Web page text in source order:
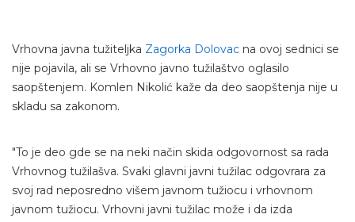
Vrhovna javna tužiteljka Zagorka Dolovac na ovoj sednici se
nije pojavila, ali se Vrhovno javno tužilaštvo oglasilo
saopštenjem. Komlen Nikolić kaže da deo saopštenja nije u
skladu sa zakonom.
"To je deo gde se na neki način skida odgovornost sa rada
Vrhovnog tužilašva. Svaki glavni javni tužilac odgovrara za
svoj rad neposredno višem javnom tužiocu i vrhovnom
javnom tužiocu. Vrhovni javni tužilac može i da izda